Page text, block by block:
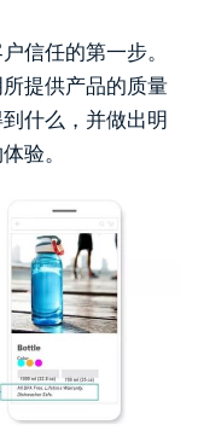
信任的第一步。
提供产品的质量
什么，并做出明
验。